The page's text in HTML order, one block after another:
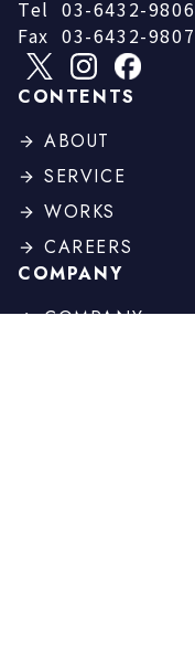
Tel 03-6432-9806
Fax 03-6432-9807
CONTENTS
ABOUT
SERVICE
WORKS
CAREERS
COMPANY
COMPANY